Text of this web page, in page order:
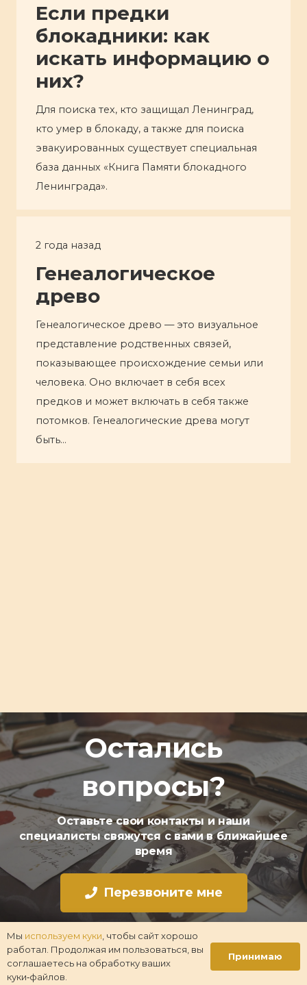
Если предки
блокадники: как
искать информацию о
них?
Для поиска тех, кто защищал Ленинград,
кто умер в блокаду, а также для поиска
эвакуированных существует специальная
база данных «Книга Памяти блокадного
Ленинграда».
2 года назад
Генеалогическое
древо
Генеалогическое древо — это визуальное
представление родственных связей,
показывающее происхождение семьи или
человека. Оно включает в себя всех
предков и может включать в себя также
потомков. Генеалогические древа могут
быть…
Остались
вопросы?
Оставьте свои контакты и наши
специалисты свяжутся с вами в ближайшее
время
Перезвоните мне
Стоимость услуг
Мы используем куки , чтобы сайт хорошо
работал. Продолжая им пользоваться, вы
соглашаетесь на обработку ваших
куки‑файлов.
Принимаю